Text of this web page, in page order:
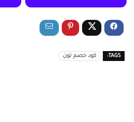
TAGS: كود خصم نون